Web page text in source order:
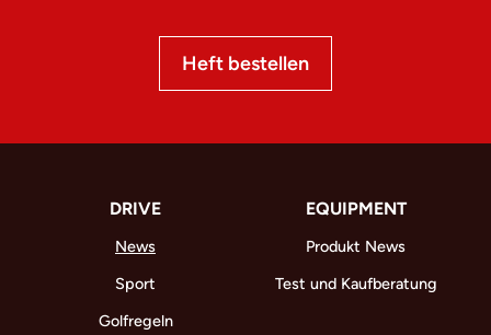
Heft bestellen
DRIVE
News
Sport
Golfregeln
EQUIPMENT
Produkt News
Test und Kaufberatung